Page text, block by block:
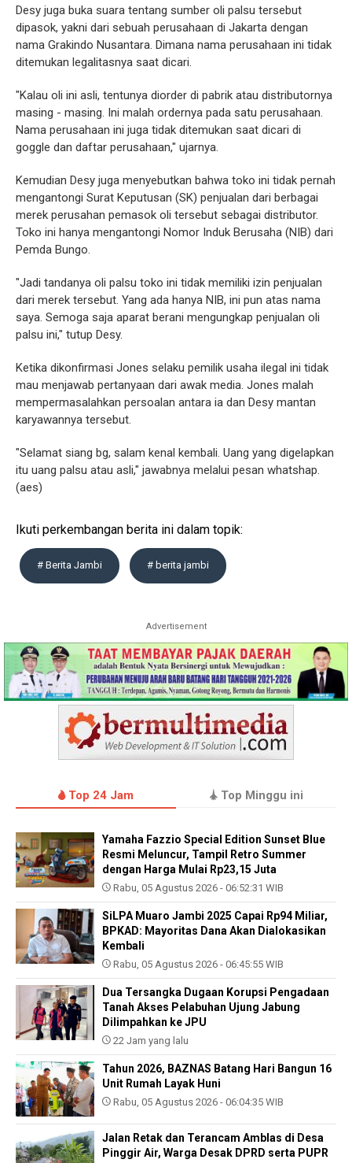
Desy juga buka suara tentang sumber oli palsu tersebut
dipasok, yakni dari sebuah perusahaan di Jakarta dengan
nama Grakindo Nusantara. Dimana nama perusahaan ini tidak
ditemukan legalitasnya saat dicari.
"Kalau oli ini asli, tentunya diorder di pabrik atau distributornya
masing - masing. Ini malah ordernya pada satu perusahaan.
Nama perusahaan ini juga tidak ditemukan saat dicari di
goggle dan daftar perusahaan," ujarnya.
Kemudian Desy juga menyebutkan bahwa toko ini tidak pernah
mengantongi Surat Keputusan (SK) penjualan dari berbagai
merek perusahan pemasok oli tersebut sebagai distributor.
Toko ini hanya mengantongi Nomor Induk Berusaha (NIB) dari
Pemda Bungo.
"Jadi tandanya oli palsu toko ini tidak memiliki izin penjualan
dari merek tersebut. Yang ada hanya NIB, ini pun atas nama
saya. Semoga saja aparat berani mengungkap penjualan oli
palsu ini," tutup Desy.
Ketika dikonfirmasi Jones selaku pemilik usaha ilegal ini tidak
mau menjawab pertanyaan dari awak media. Jones malah
mempermasalahkan persoalan antara ia dan Desy mantan
karyawannya tersebut.
"Selamat siang bg, salam kenal kembali. Uang yang digelapkan
itu uang palsu atau asli," jawabnya melalui pesan whatshap.
(aes)
Ikuti perkembangan berita ini dalam topik:
# Berita Jambi # berita jambi
Advertisement
Top 24 Jam Top Minggu ini
Yamaha Fazzio Special Edition Sunset Blue
Resmi Meluncur, Tampil Retro Summer
dengan Harga Mulai Rp23,15 Juta
Rabu, 05 Agustus 2026 - 06:52:31 WIB
SiLPA Muaro Jambi 2025 Capai Rp94 Miliar,
BPKAD: Mayoritas Dana Akan Dialokasikan
Kembali
Rabu, 05 Agustus 2026 - 06:45:55 WIB
Dua Tersangka Dugaan Korupsi Pengadaan
Tanah Akses Pelabuhan Ujung Jabung
Dilimpahkan ke JPU
22 Jam yang lalu
Tahun 2026, BAZNAS Batang Hari Bangun 16
Unit Rumah Layak Huni
Rabu, 05 Agustus 2026 - 06:04:35 WIB
Jalan Retak dan Terancam Amblas di Desa
Pinggir Air, Warga Desak DPRD serta PUPR